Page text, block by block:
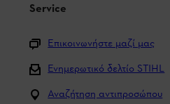
Service
Επικοινωνήστε μαζί μας
Ενημερωτικό δελτίο STIHL
Αναζήτηση αντιπροσώπου